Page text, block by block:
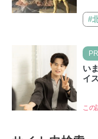
催…
#
PR
い
イ
この